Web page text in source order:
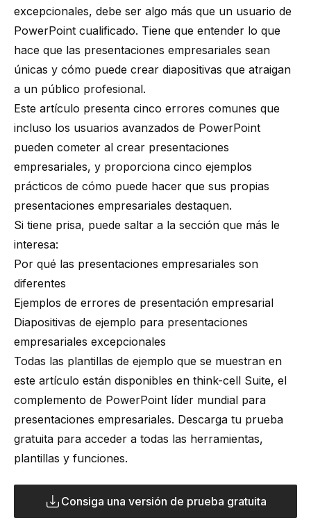
excepcionales, debe ser algo más que un usuario de
PowerPoint cualificado. Tiene que entender lo que
hace que las presentaciones empresariales sean
únicas y cómo puede crear diapositivas que atraigan
a un público profesional.
Este artículo presenta cinco errores comunes que
incluso los usuarios avanzados de PowerPoint
pueden cometer al crear presentaciones
empresariales, y proporciona cinco ejemplos
prácticos de cómo puede hacer que sus propias
presentaciones empresariales destaquen.
Si tiene prisa, puede saltar a la sección que más le
interesa:
Por qué las presentaciones empresariales son
diferentes
Ejemplos de errores de presentación empresarial
Diapositivas de ejemplo para presentaciones
empresariales excepcionales
Todas las plantillas de ejemplo que se muestran en
este artículo están disponibles en think-cell Suite, el
complemento de PowerPoint líder mundial para
presentaciones empresariales. Descarga tu prueba
gratuita para acceder a todas las herramientas,
plantillas y funciones.
Consiga una versión de prueba gratuita